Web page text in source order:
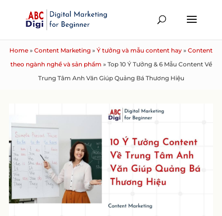
Home » Content Marketing » Ý tưởng và mẫu content hay » Content
theo ngành nghề và sản phẩm » Top 10 Ý Tưởng & 6 Mẫu Content Về
Trung Tâm Anh Văn Giúp Quảng Bá Thương Hiệu